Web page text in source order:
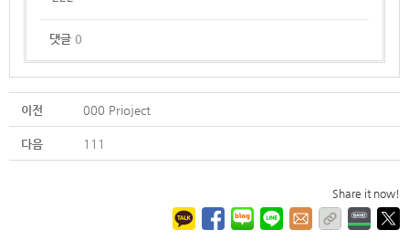
댓글 0
이전 000 Prioject
다음 111
Share it now!